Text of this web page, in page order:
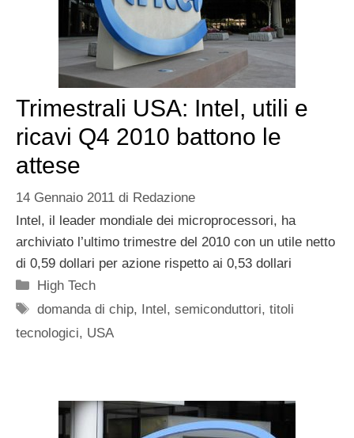
Trimestrali USA: Intel, utili e
ricavi Q4 2010 battono le
attese
14 Gennaio 2011 di Redazione
Intel, il leader mondiale dei microprocessori, ha
archiviato l’ultimo trimestre del 2010 con un utile netto
di 0,59 dollari per azione rispetto ai 0,53 dollari
Categorie
High Tech
Tag
domanda di chip, Intel ,semiconduttori,titoli
tecnologici, USA